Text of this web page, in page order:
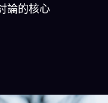
論的核心